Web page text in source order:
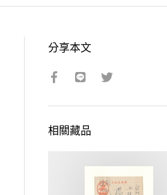
分享本文
相關藏品